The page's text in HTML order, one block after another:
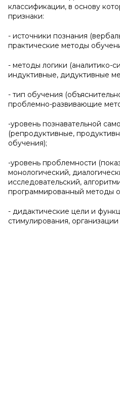
классификации, в основу
признаки:
- источники познания
практические методы
- методы логики (аналитико-
индуктивные, дидуктивные
- тип обучения
проблемно-развивающие
-уровень познавательной
(репродуктивные,
обучения);
-уровень проблемности
монологический,
исследовательский,
программированный методы
- дидактические цели и
стимулирования,